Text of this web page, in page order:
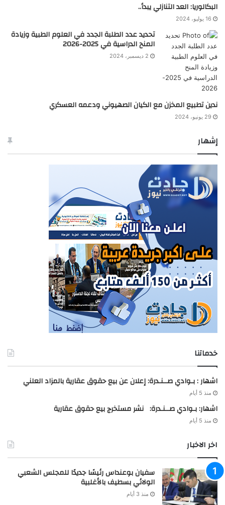
البكالوريا: العد التنازلي يبدأ..
16 يوليو، 2024
تحديد عدد الطلبة الجدد في العلوم الطبية وزيادة
المنح الدراسية في 2025-2026
2 ديسمبر، 2024
ندين تطبيع المخزن مع الكيان الصهيوني ودعمه العسكري
29 يونيو، 2024
إشهار
خدماتنا
اشهار : بـوادي صــنـدرة: إعلان عن بيع حقوق عقارية بالمزاد العلني
منذ 5 أيام
اشهار: بـوادي صــنـدرة: نشر مستخرج بيع حقوق عقارية
منذ 5 أيام
اخر الاخبار
سفيان بوعنداس رئيسًا جديدًا للمجلس الشعبي
الولائي بسطيف بالأغلبية
منذ 3 أيام